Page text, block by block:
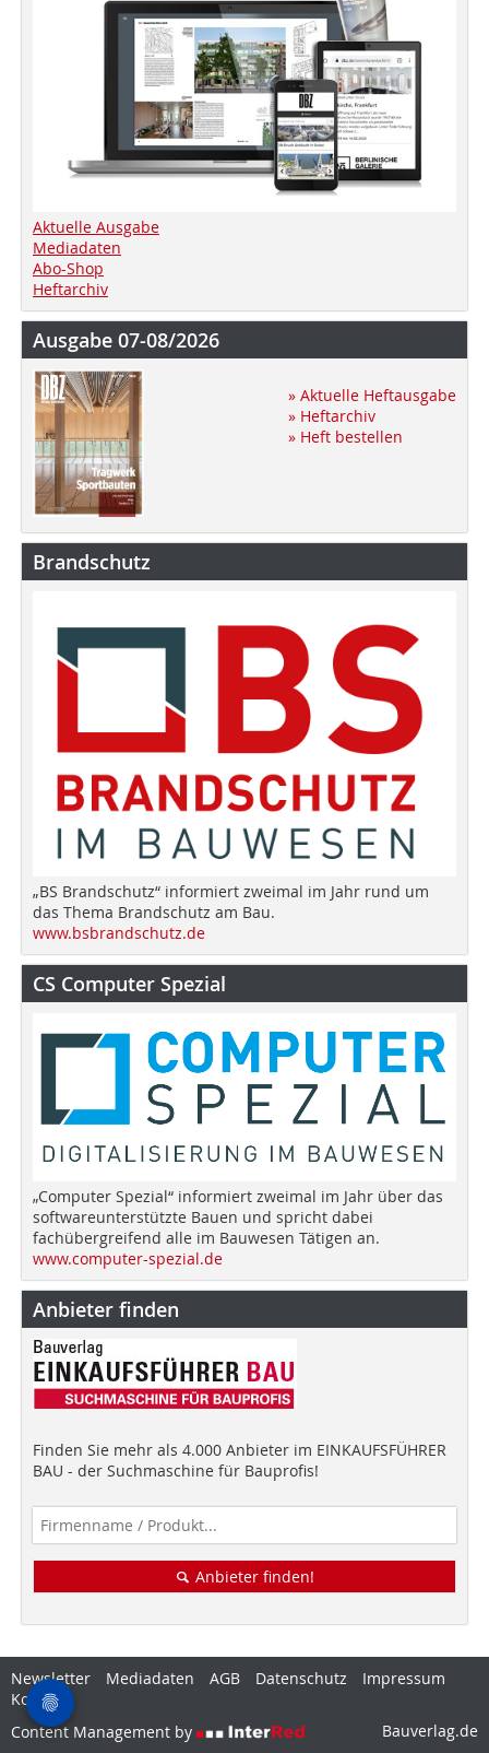
Aktuelle Ausgabe
Mediadaten
Abo-Shop
Heftarchiv
Ausgabe 07-08/2026
» Aktuelle Heftausgabe
» Heftarchiv
» Heft bestellen
Brandschutz
„BS Brandschutz“ informiert zweimal im Jahr rund um
das Thema Brandschutz am Bau.
www.bsbrandschutz.de
CS Computer Spezial
„Computer Spezial“ informiert zweimal im Jahr über das
softwareunterstützte Bauen und spricht dabei
fachübergreifend alle im Bauwesen Tätigen an.
www.computer-spezial.de
Anbieter finden
Finden Sie mehr als 4.000 Anbieter im EINKAUFSFÜHRER
BAU - der Suchmaschine für Bauprofis!
Anbieter finden!
Newsletter Mediadaten AGB Datenschutz
Impressum
Kontakt
Content Management by
Bauverlag.de